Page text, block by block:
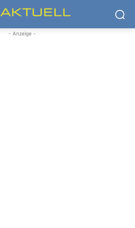
- Anzeige -